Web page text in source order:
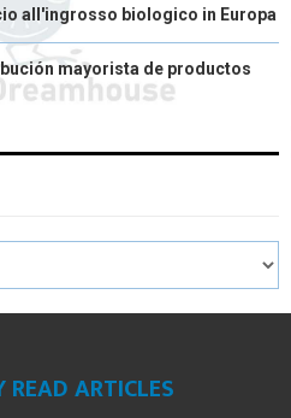
all'ingrosso biologico in Europa
mayorista de productos
READ ARTICLES